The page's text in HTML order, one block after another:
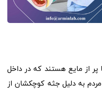
از مایع هستند که در داخل
به دلیل جثه کوچکشان از